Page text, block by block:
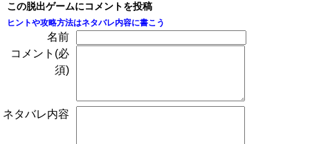
この脱出ゲームにコメントを投稿
ヒントや攻略方法はネタバレ内容に書こう
名前
コメント(必
須)
ネタバレ内容